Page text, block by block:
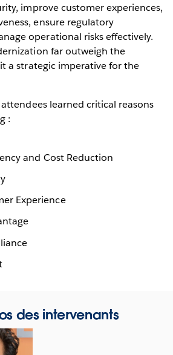
improve customer experiences,
ensure regulatory
operational risks effectively.
far outweigh the
a strategic imperative for the
learned critical reasons
:
and Cost Reduction
Experience
des intervenants